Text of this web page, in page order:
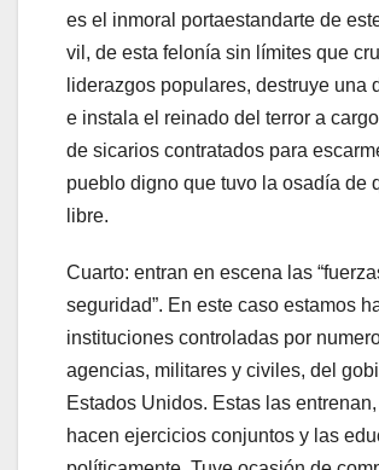
es el inmoral portaestandarte de
vil, de esta felonía sin límites que
liderazgos populares, destruye una
e instala el reinado del terror a
de sicarios contratados para
pueblo digno que tuvo la osadía de
libre.
Cuarto: entran en escena las
seguridad”. En este caso estamos
instituciones controladas por
agencias, militares y civiles, del
Estados Unidos. Estas las
hacen ejercicios conjuntos y las